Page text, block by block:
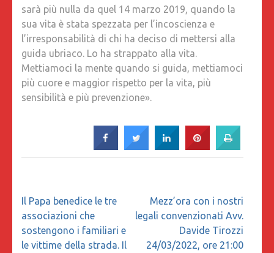
sarà più nulla da quel 14 marzo 2019, quando la
sua vita è stata spezzata per l’incoscienza e
l’irresponsabilità di chi ha deciso di mettersi alla
guida ubriaco. Lo ha strappato alla vita.
Mettiamoci la mente quando si guida, mettiamoci
più cuore e maggior rispetto per la vita, più
sensibilità e più prevenzione».
Navigazione
articoli
Il Papa benedice le tre
associazioni che
sostengono i familiari e
le vittime della strada. Il
Mezz’ora con i nostri
legali convenzionati Avv.
Davide Tirozzi
24/03/2022, ore 21:00